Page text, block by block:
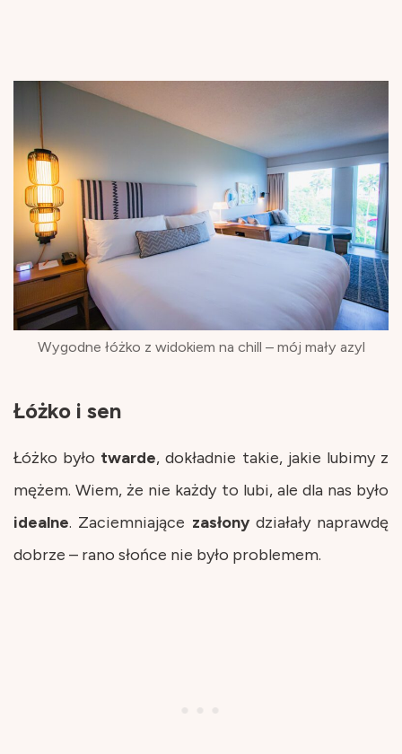
Wygodne łóżko z widokiem na chill – mój mały azyl
Łóżko i sen
Łóżko było twarde, dokładnie takie, jakie lubimy z
mężem. Wiem, że nie każdy to lubi, ale dla nas było
idealne. Zaciemniające zasłonydziałały naprawdę
dobrze – rano słońce nie było problemem.